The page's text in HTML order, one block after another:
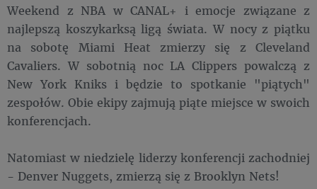
Weekend z NBA w CANAL+ i emocje związane z
najlepszą koszykarksą ligą świata. W nocy z piątku
na sobotę Miami Heat zmierzy się z Cleveland
Cavaliers. W sobotnią noc LA Clippers powalczą z
New York Kniks i będzie to spotkanie "piątych"
zespołów. Obie ekipy zajmują piąte miejsce w swoich
konferencjach.
Natomiast w niedzielę liderzy konferencji zachodniej
- Denver Nuggets, zmierzą się z Brooklyn Nets!